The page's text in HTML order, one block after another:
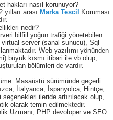
nasıl korunuyor?
arası Marka Tescil
Koruması
nedir?
bilfiil yoğun trafiği yönetebilen
server (sanal sunucu), Sql
Web yazılımı yönünden
büyük kısmı itibari ile vb olup,
bölümleri de vardır.
Masaüstü sürümünde geçerli
İtalyanca, İspanyolca, Hintçe,
ileride artırılacak olup,
olarak temin edilmektedir.
Uzmanı, PHP devoloper ve SEO